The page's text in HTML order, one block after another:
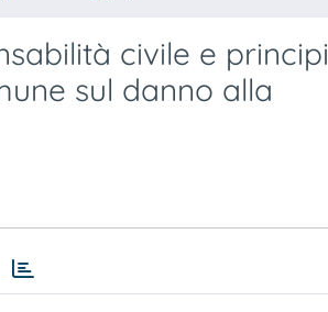
civile e principi
sul danno alla